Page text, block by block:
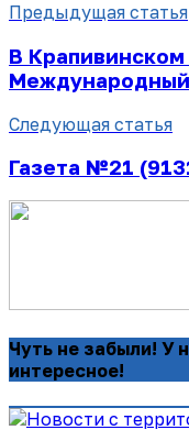
Предыдущая статья
В
Следующая статья
Газета №21
Чуть не забыли! У
интересное!